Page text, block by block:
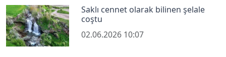
Saklı cennet olarak bilinen şelale
coştu
02.06.2026 10:07